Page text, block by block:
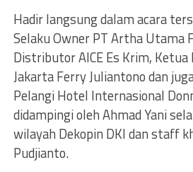
Hadir langsung dalam acara
Selaku Owner PT Artha Utama
Distributor AICE Es Krim, Ketua
Jakarta Ferry Juliantono dan
Pelangi Hotel Internasional
didampingi oleh Ahmad Yani
wilayah Dekopin DKI dan staff
Pudjianto.